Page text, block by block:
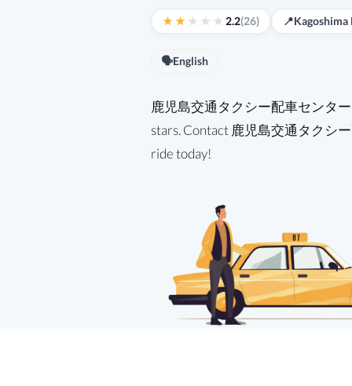
2.2(26) 📍Kagoshima
🗣️English
鹿児島交通タクシー配車センター
stars. Contact 鹿児島交通タクシ
ride today!